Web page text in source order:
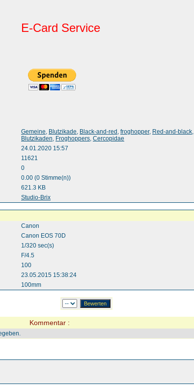
E-Card Service
Gemeine, Blutzikade, Black-and-red , froghopper, Red-and-black,
Blutzikaden, Froghoppers, Cercopidae
24.01.2020 15:57
11621
0
0.00 (0 Stimme(n))
621.3 KB
Studio-Brix
Canon
Canon EOS 70D
1/320 sec(s)
F/4.5
100
23.05.2015 15:38:24
100mm
Kommentar :